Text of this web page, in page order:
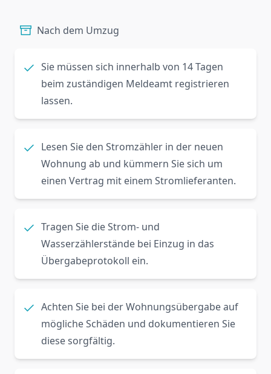
Nach dem Umzug
Sie müssen sich innerhalb von 14 Tagen
beim zuständigen Meldeamt registrieren
lassen.
Lesen Sie den Stromzähler in der neuen
Wohnung ab und kümmern Sie sich um
einen Vertrag mit einem Stromlieferanten.
Tragen Sie die Strom- und
Wasserzählerstände bei Einzug in das
Übergabeprotokoll ein.
Achten Sie bei der Wohnungsübergabe auf
mögliche Schäden und dokumentieren Sie
diese sorgfältig.